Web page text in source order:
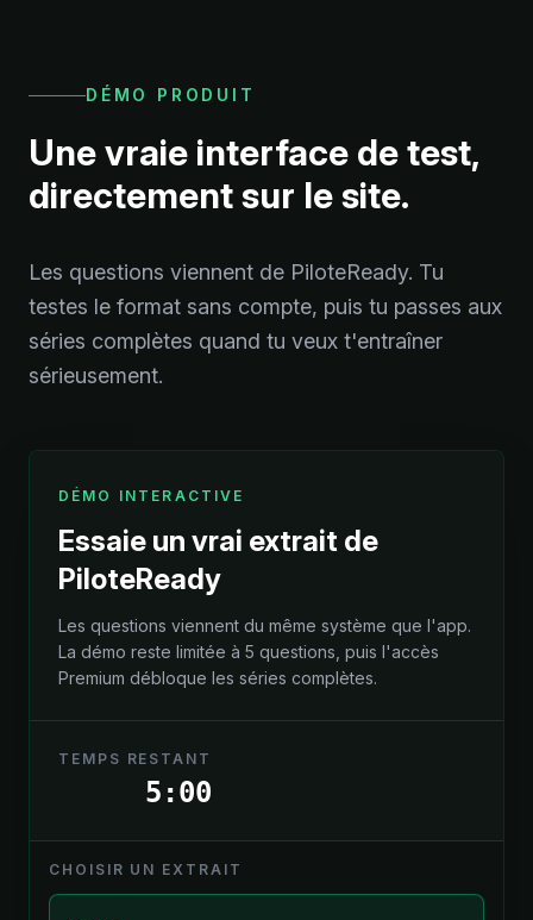
DÉMO PRODUIT
Une vraie interface de test,
directement sur le site.
Les questions viennent de PiloteReady. Tu
testes le format sans compte, puis tu passes aux
séries complètes quand tu veux t'entraîner
sérieusement.
DÉMO INTERACTIVE
Essaie un vrai extrait de
PiloteReady
Les questions viennent du même système que l'app.
La démo reste limitée à 5 questions, puis l'accès
Premium débloque les séries complètes.
TEMPS RESTANT
5:00
CHOISIR UN EXTRAIT